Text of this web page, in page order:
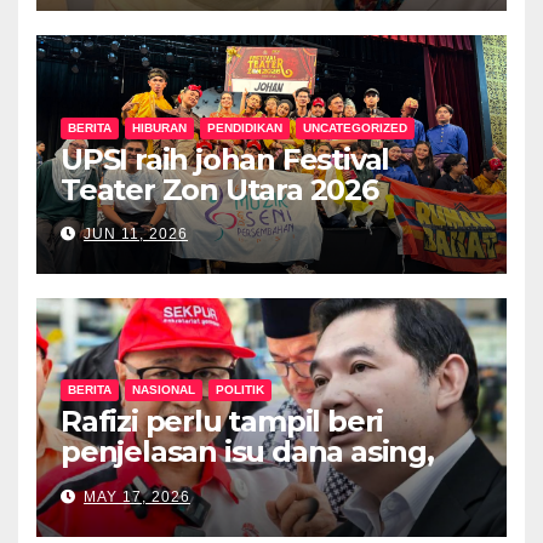
BERITA HIBURAN PENDIDIKAN UNCATEGORIZED
UPSI raih johan Festival
Teater Zon Utara 2026
JUN 11, 2026
BERITA NASIONAL POLITIK
Rafizi perlu tampil beri
penjelasan isu dana asing,
khianat negara
MAY 17, 2026